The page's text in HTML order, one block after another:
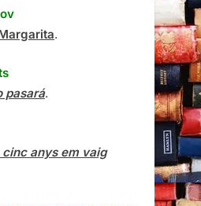
.
pasará.
cinc anys em vaig